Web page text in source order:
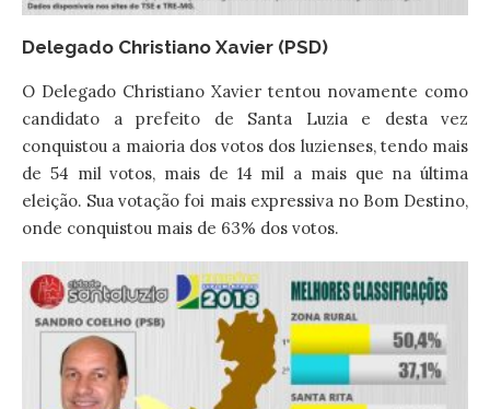
Delegado Christiano Xavier (PSD)
O Delegado Christiano Xavier tentou novamente como
candidato a prefeito de Santa Luzia e desta vez
conquistou a maioria dos votos dos luzienses, tendo mais
de 54 mil votos, mais de 14 mil a mais que na última
eleição. Sua votação foi mais expressiva no Bom Destino,
onde conquistou mais de 63% dos votos.